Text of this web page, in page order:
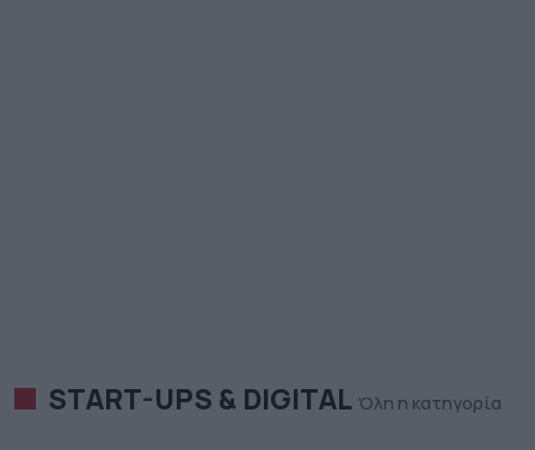
START-UPS & DIGITAL Όλη η κατηγορία